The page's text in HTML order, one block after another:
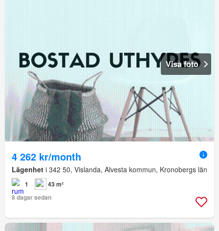
Visa foto
4 262 kr/month
Lägenhet i 342 50, Vislanda, Alvesta kommun, Kronobergs län
1
43 m²
8 dagar sedan